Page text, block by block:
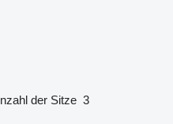
der Sitze 3